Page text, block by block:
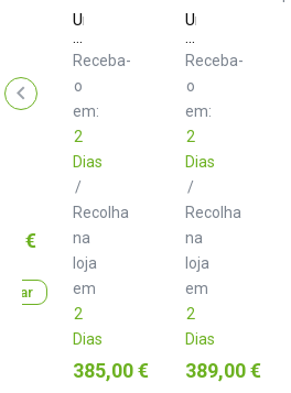
€
Universal
Audio
UAFX
Starlight
Echo
Station
Receba-
o
em:
2
Dias
/
Recolha
na
loja
em
2
Dias
Preço
385,00 €
Universal
Audio
UAFX
Astra
Modulation
Machine
Receba-
o
em:
2
Dias
/
Recolha
na
loja
em
2
Dias
Preço
389,00 €